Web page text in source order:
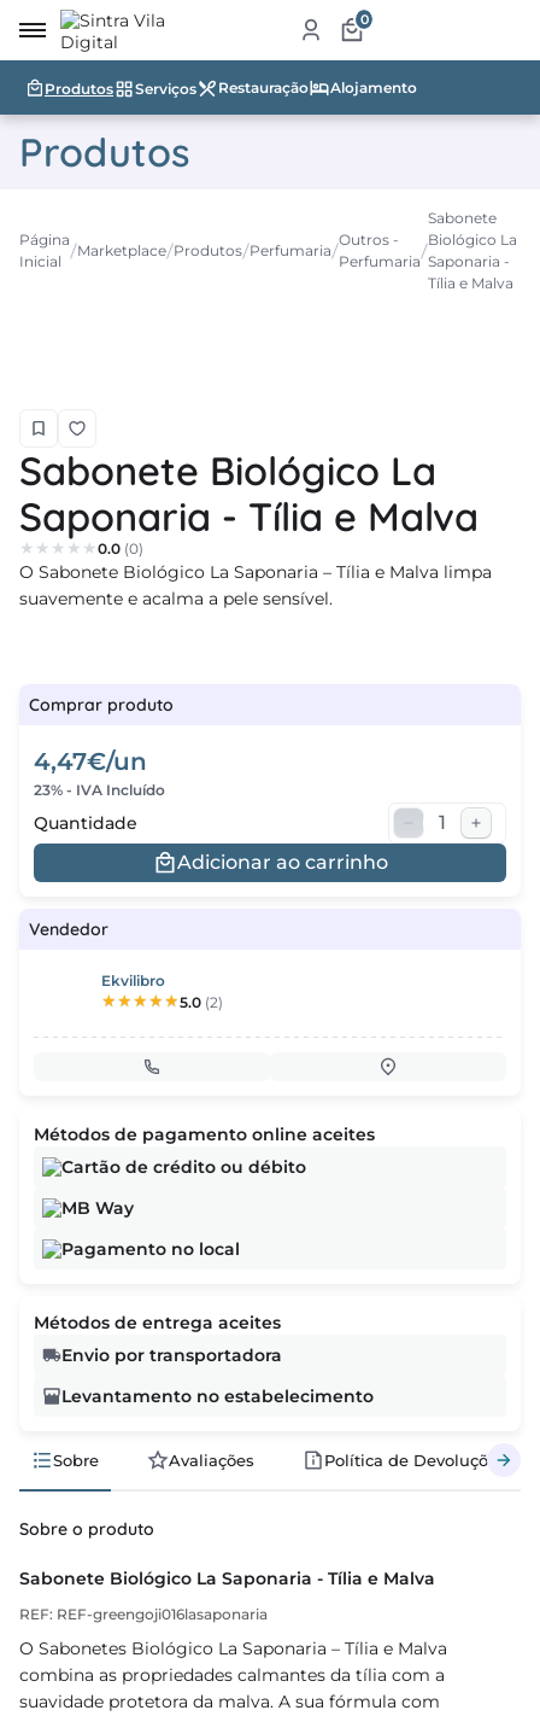
0
Produtos Serviços Restauração Alojamento
Produtos
Página
Inicial
Marketplace Produtos Perfumaria
Outros -
Perfumaria
Sabonete
Biológico La
Saponaria -
Tília e Malva
Sabonete Biológico La
Saponaria - Tília e Malva
0.0 (0)
O Sabonete Biológico La Saponaria – Tília e Malva limpa
suavemente e acalma a pele sensível.
Comprar produto
4,47€/un
23% - IVA Incluído
Quantidade
Adicionar ao carrinho
Vendedor
Ekvilibro
5.0 (2)
Métodos de pagamento online aceites
Cartão de crédito ou débito
MB Way
Pagamento no local
Métodos de entrega aceites
Envio por transportadora
Levantamento no estabelecimento
Sobre Avaliações Política de Devoluções
Sobre o produto
Sabonete Biológico La Saponaria - Tília e Malva
REF: REF-greengoji016lasaponaria
O Sabonetes Biológico La Saponaria – Tília e Malva
combina as propriedades calmantes da tília com a
suavidade protetora da malva. A sua fórmula com